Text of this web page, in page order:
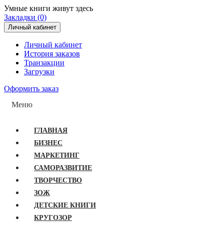
Умные книги живут здесь
Закладки (0)
Личный кабинет
Личный кабинет
История заказов
Транзакции
Загрузки
Оформить заказ
Меню
ГЛАВНАЯ
БИЗНЕС
МАРКЕТИНГ
САМОРАЗВИТИЕ
ТВОРЧЕСТВО
ЗОЖ
ДЕТСКИЕ КНИГИ
КРУГОЗОР